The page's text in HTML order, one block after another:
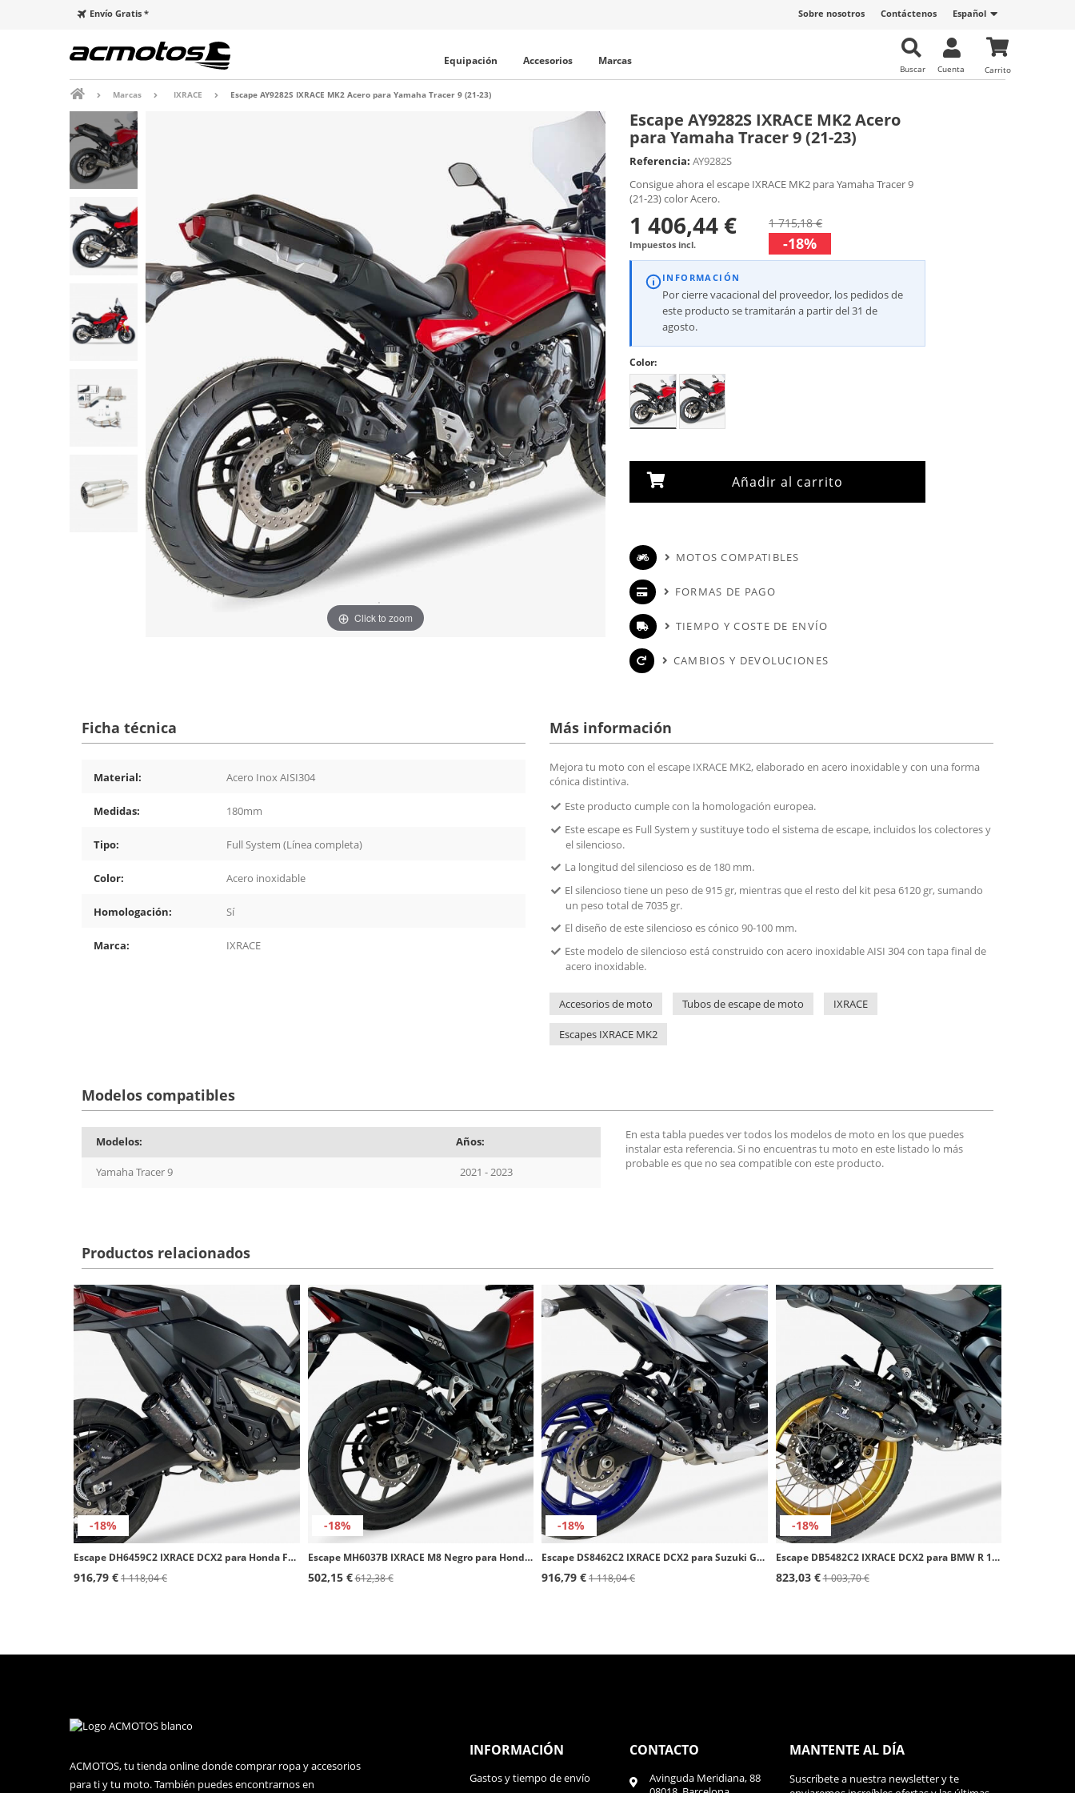
Español
Contáctenos
Sobre nosotros
Envío Gratis *
Carrito
Cuenta
Buscar
Equipación Accesorios Marcas
Marcas IXRACE Escape AY9282S IXRACE MK2 Acero para Yamaha Tracer 9 (21-23)
Click to zoom
Escape AY9282S IXRACE MK2 Acero
para Yamaha Tracer 9 (21-23)
Referencia: AY9282S
Consigue ahora el escape IXRACE MK2 para Yamaha Tracer 9
(21-23) color Acero.
1 406,44 €
Impuestos incl.
1 715,18 €
-18%
INFORMACIÓN
Por cierre vacacional del proveedor, los pedidos de
este producto se tramitarán a partir del 31 de
agosto.
Color:
Añadir al carrito
MOTOS COMPATIBLES
FORMAS DE PAGO
TIEMPO Y COSTE DE ENVÍO
CAMBIOS Y DEVOLUCIONES
Ficha técnica
Material: Acero Inox AISI304
Medidas: 180mm
Tipo: Full System (Línea completa)
Color: Acero inoxidable
Homologación: Sí
Marca: IXRACE
Más información
Mejora tu moto con el escape IXRACE MK2, elaborado en acero inoxidable y con una forma
cónica distintiva.
Este producto cumple con la homologación europea.
Este escape es Full System y sustituye todo el sistema de escape, incluidos los colectores y
el silencioso.
La longitud del silencioso es de 180 mm.
El silencioso tiene un peso de 915 gr, mientras que el resto del kit pesa 6120 gr, sumando
un peso total de 7035 gr.
El diseño de este silencioso es cónico 90-100 mm.
Este modelo de silencioso está construido con acero inoxidable AISI 304 con tapa final de
acero inoxidable.
Accesorios de moto Tubos de escape de moto IXRACE
Escapes IXRACE MK2
Modelos compatibles
Modelos: Años:
Yamaha Tracer 9 2021 - 2023
En esta tabla puedes ver todos los modelos de moto en los que puedes
instalar esta referencia. Si no encuentras tu moto en este listado lo más
probable es que no sea compatible con este producto.
Productos relacionados
-18%
Escape DH6459C2 IXRACE DCX2 para Honda Forza 750 (21-24), X-ADV 750 (17-24)
916,79 €1 118,04 €
-18%
Escape MH6037B IXRACE M8 Negro para Honda CB 500 Hornet, CBR 500 R, NX500 (24-26)
502,15 €612,38 €
-18%
Escape DS8462C2 IXRACE DCX2 para Suzuki GSR 750 (11-16), GSX-S 750 (17-20)
916,79 €1 118,04 €
-18%
Escape DB5482C2 IXRACE DCX2 para BMW R 1300 GS (23-26)
823,03 €1 003,70 €
ACMOTOS, tu tienda online donde comprar ropa y accesorios
para ti y tu moto. También puedes encontrarnos en
INFORMACIÓN
Gastos y tiempo de envío
CONTACTO
Avinguda Meridiana, 88
MANTENTE AL DÍA
Suscríbete a nuestra newsletter y te